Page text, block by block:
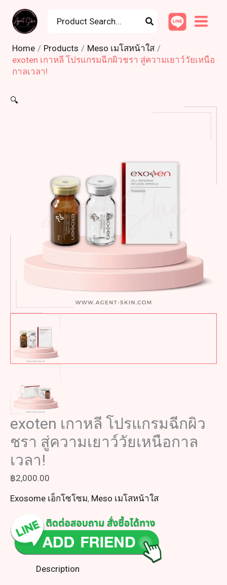
content
for:
Home Products
Meso เมโสหน้าใส
exoten เกาหลี โปรแกรมฉีกผิวชรา สู่ความเยาว์วัยเหนือ
กาลเวลา!
🔍
exoten เกาหลี โปรแกรมฉีกผิว
ชรา สู่ความเยาว์วัยเหนือกาล
เวลา!
฿2,000.00
Exosome เอ็กโซโซม, Meso เมโสหน้าใส
Description